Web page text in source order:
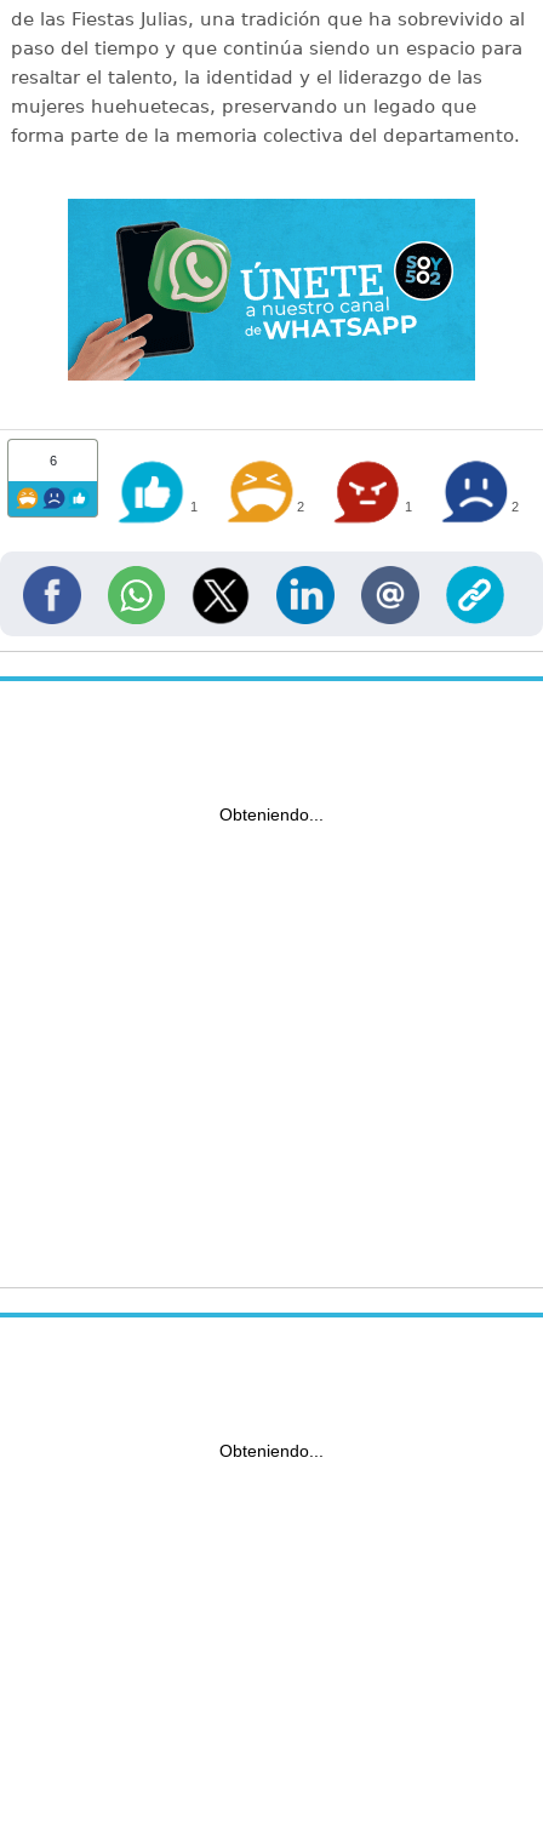
de las Fiestas Julias, una tradición que ha sobrevivido al
paso del tiempo y que continúa siendo un espacio para
resaltar el talento, la identidad y el liderazgo de las
mujeres huehuetecas, preservando un legado que
forma parte de la memoria colectiva del departamento.
6
1 2 1 2
Obteniendo...
Obteniendo...